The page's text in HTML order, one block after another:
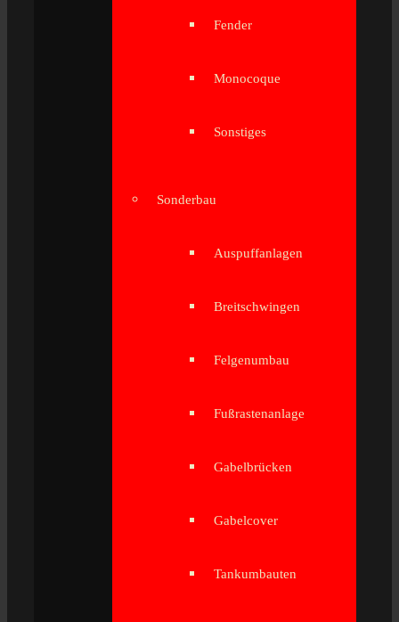
Fender
Monocoque
Sonstiges
Sonderbau
Auspuffanlagen
Breitschwingen
Felgenumbau
Fußrastenanlage
Gabelbrücken
Gabelcover
Tankumbauten